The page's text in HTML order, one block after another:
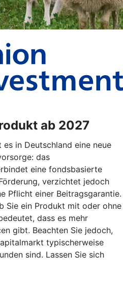
ab 2027
in Deutschland eine neue
das
eine fondsbasierte
verzichtet jedoch
Pflicht einer Beitragsgarantie.
Sie ein Produkt mit oder ohne
dass es mehr
gibt. Beachten Sie jedoch,
typischerweise
sind. Lassen Sie sich